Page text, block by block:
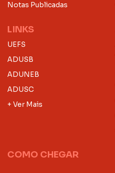
Notas Publicadas
LINKS
UEFS
ADUSB
ADUNEB
ADUSC
+ Ver Mais
COMO CHEGAR